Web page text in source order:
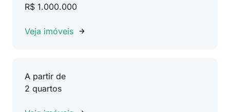
R$ 1.000.000
Veja imóveis
A partir de
2 quartos